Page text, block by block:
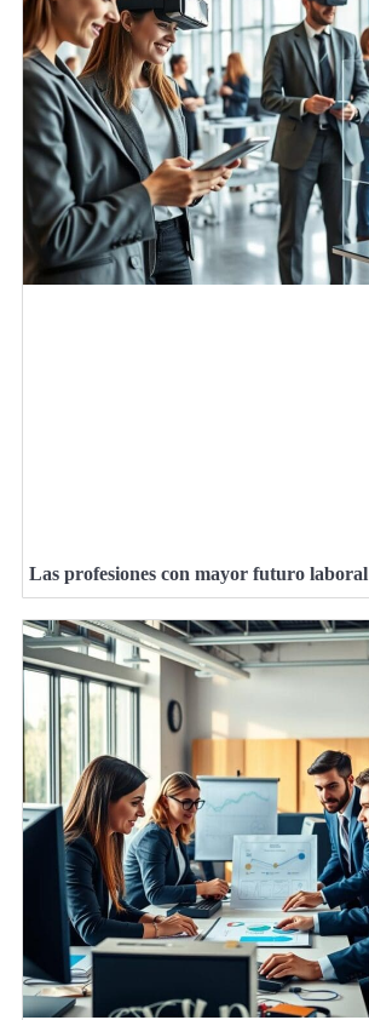
Las profesiones con mayor futuro laboral